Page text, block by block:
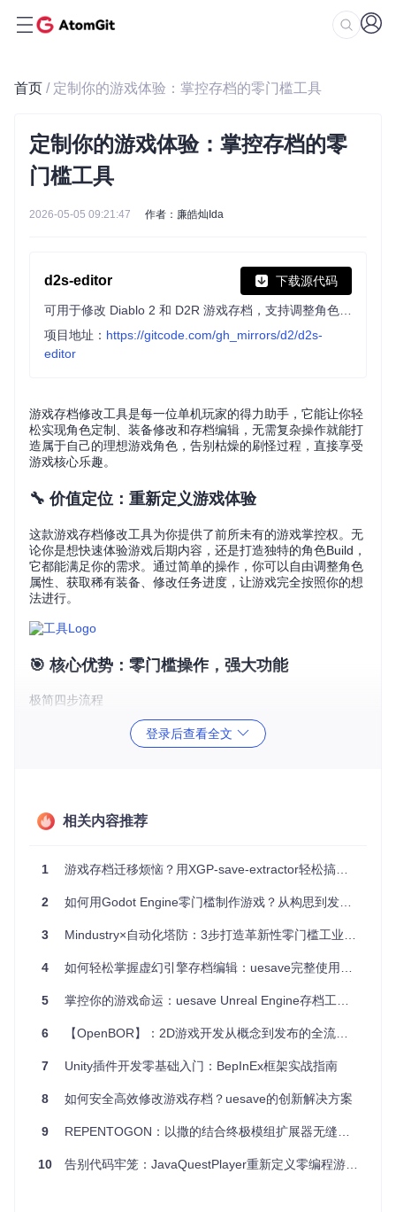
首页 / 定制你的游戏体验：掌控存档的零门槛工具
定制你的游戏体验：掌控存档的零
门槛工具
2026-05-05 09:21:47 作者：廉皓灿Ida
d2s-editor 下载源代码
项目地址： https://gitcode.com/gh_mirrors/d2/d2s-
editor
游戏存档修改工具是每一位单机玩家的得力助手，它能让你轻
松实现角色定制、装备修改和存档编辑，无需复杂操作就能打
造属于自己的理想游戏角色，告别枯燥的刷怪过程，直接享受
游戏核心乐趣。
🔧 价值定位：重新定义游戏体验
这款游戏存档修改工具为你提供了前所未有的游戏掌控权。无
论你是想快速体验游戏后期内容，还是打造独特的角色Build，
它都能满足你的需求。通过简单的操作，你可以自由调整角色
属性、获取稀有装备、修改任务进度，让游戏完全按照你的想
法进行。
🎯 核心优势：零门槛操作，强大功能
极简四步流程
：克隆项目代码库：git clone https://gitcode.
com/gh_mirrors/d2/d2s-editor📌导入
资源管理效率提升
药水、卷轴等消耗品无限供应，探索地图更从容
🚀 场景应用：三种玩法，随心切换
适合刚接触游戏的新手玩家。通过修改初始属性和装备，让你
图。
速通场景
为追求极限通关时间的玩家打造。一键解锁所有传送点，调整
娱乐场景
满足玩家的各种创意玩法。你可以打造拥有所有技能的全能角
登录后查看全文
相关内容推荐
1 游戏存档迁移烦恼？用XGP-save-extractor轻松搞定跨平台备份与恢复
2 如何用Godot Engine零门槛制作游戏？从构思到发布的完整实战指南
3 Mindustry×自动化塔防：3步打造革新性零门槛工业建造系统
4 如何轻松掌握虚幻引擎存档编辑：uesave完整使用手册
5 掌控你的游戏命运：uesave Unreal Engine存档工具全解析
6 【OpenBOR】：2D游戏开发从概念到发布的全流程工具链
7 Unity插件开发零基础入门：BepInEx框架实战指南
8 如何安全高效修改游戏存档？uesave的创新解决方案
9 REPENTOGON：以撒的结合终极模组扩展器无缝集成指南
10 告别代码牢笼：JavaQuestPlayer重新定义零编程游戏创作